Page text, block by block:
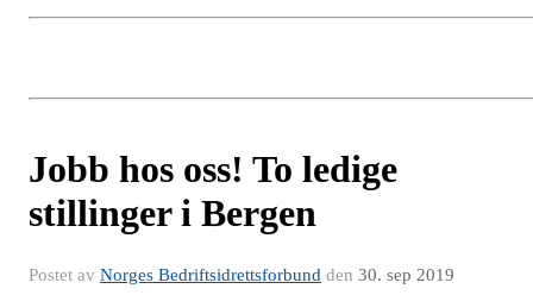
Jobb hos oss! To ledige
stillinger i Bergen
Postet av Norges Bedriftsidrettsforbund den 30. sep 2019